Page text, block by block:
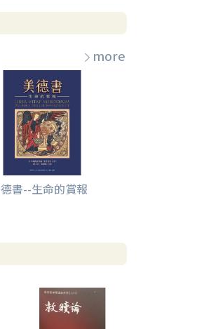
more
書--生命的賞報